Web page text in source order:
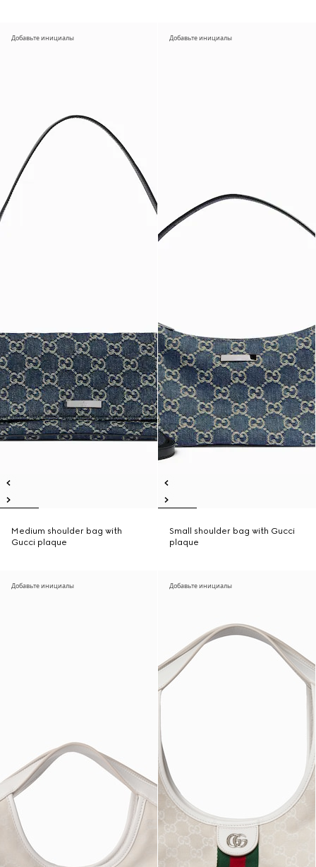
Добавьте инициалы
Medium shoulder bag with
Gucci plaque
Добавьте инициалы
Small shoulder bag with Gucci
plaque
Добавьте инициалы Добавьте инициалы